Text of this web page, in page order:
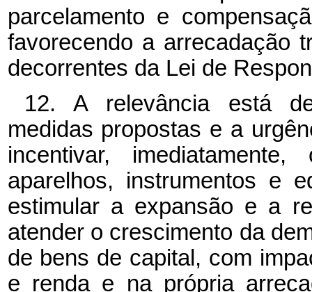
parcelamento e
favorecendo a arrecadação
decorrentes da Lei de
12. A relevância está
medidas propostas e a
incentivar,
aparelhos, instrumentos e
estimular a expansão e a
atender o crescimento da
de bens de capital, com
e renda e na própria